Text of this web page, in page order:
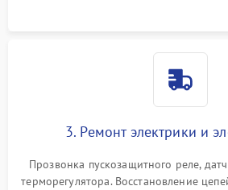
3. Ремонт электрики и
Прозвонка пускозащитного реле,
терморегулятора. Восстановление